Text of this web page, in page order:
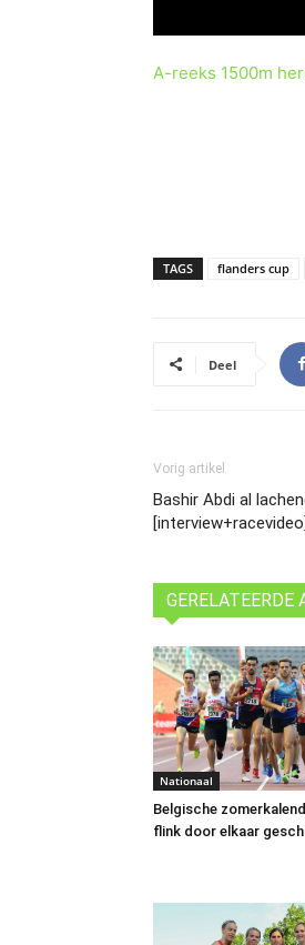
A-reeks 1500m
TAGS flanders cup
Deel
Vorig artikel
Bashir Abdi al
[interview+racevideo]
GERELATEERDE
Nationaal
Belgische
flink door elkaar